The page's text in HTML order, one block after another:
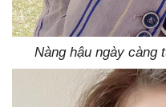
Nàng hậu ngày càng